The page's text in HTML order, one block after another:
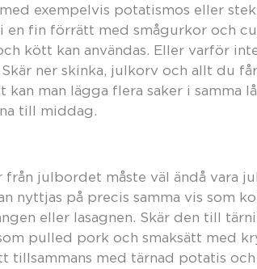
exempelvis potatismos eller
fin förrätt med smågurkor och
kött kan användas. Eller varför
ner skinka, julkorv och allt du
man lägga flera saker i samma
till middag.
julbordet måste väl ändå vara
nyttjas på precis samma vis som
eller lasagnen. Skär den till
pulled pork och smaksätt med
tillsammans med tärnad potatis